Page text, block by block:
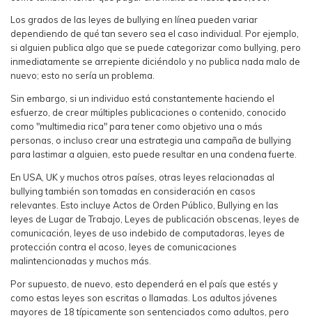
Los grados de las leyes de bullying en línea pueden variar
dependiendo de qué tan severo sea el caso individual. Por ejemplo,
si alguien publica algo que se puede categorizar como bullying, pero
inmediatamente se arrepiente diciéndolo y no publica nada malo de
nuevo; esto no sería un problema.
Sin embargo, si un individuo está constantemente haciendo el
esfuerzo, de crear múltiples publicaciones o contenido, conocido
como "multimedia rica" para tener como objetivo una o más
personas, o incluso crear una estrategia una campaña de bullying
para lastimar a alguien, esto puede resultar en una condena fuerte.
En USA, UK y muchos otros países, otras leyes relacionadas al
bullying también son tomadas en consideración en casos
relevantes. Esto incluye Actos de Orden Público, Bullying en las
leyes de Lugar de Trabajo, Leyes de publicación obscenas, leyes de
comunicación, leyes de uso indebido de computadoras, leyes de
protección contra el acoso, leyes de comunicaciones
malintencionadas y muchos más.
Por supuesto, de nuevo, esto dependerá en el país que estés y
como estas leyes son escritas o llamadas. Los adultos jóvenes
mayores de 18 típicamente son sentenciados como adultos, pero